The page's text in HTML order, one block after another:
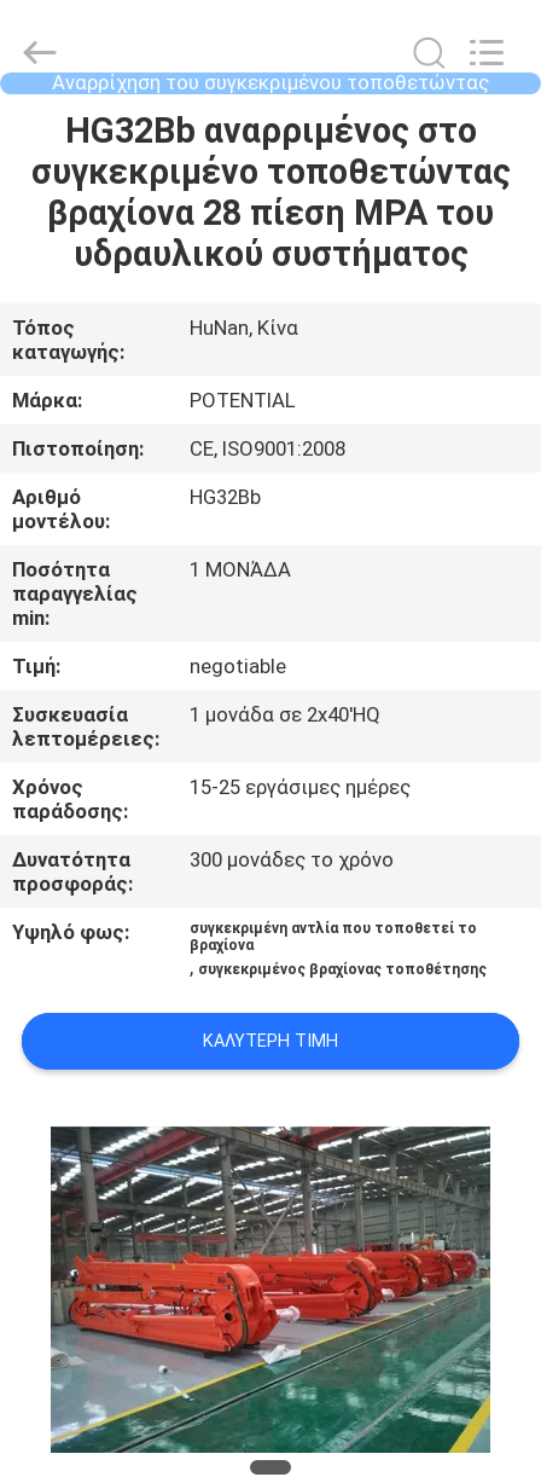
ΣΠΊΤΙ
ΠΡΟΪΌΝΤΑ
ΠΕΡΊΠΟΥ
ΕΜΕΊΣ
ΓΎΡΟΣ
ΕΡΓΟΣΤΑΣΊΩΝ
ΠΟΙΟΤΙΚΌΣ
ΈΛΕΓΧΟΣ
ΜΑΣ
ΕΛΆΤΕ
ΣΕ
ΕΠΑΦΉ
ΜΕ
ΕΙΔΉΣΕΙΣ
ΖΗΤΉΣΤΕ
ΑΠΌΣΠΑΣΜΑ
SITEMAP
PRIVACY
POLICY
Copyright
2018
-
Equipments
Company.
Αναρρίχηση του συγκεκριμένου τοποθετώντας
βραχίονα
HG32Bb αναρριμένος στο
συγκεκριμένο τοποθετώντας
βραχίονα 28 πίεση MPA του
υδραυλικού συστήματος
Τόπος
καταγωγής:
HuNan, Κίνα
Μάρκα:
POTENTIAL
Πιστοποίηση:
CE, ISO9001:2008
Αριθμό
μοντέλου:
HG32Bb
Ποσότητα
παραγγελίας
min:
1 ΜΟΝΆΔΑ
Τιμή:
negotiable
Συσκευασία
λεπτομέρειες:
1 μονάδα σε 2x40'HQ
Χρόνος
παράδοσης:
15-25 εργάσιμες ημέρες
Δυνατότητα
προσφοράς:
300 μονάδες το χρόνο
Υψηλό φως:
συγκεκριμένη αντλία που τοποθετεί το
βραχίονα
, συγκεκριμένος βραχίονας τοποθέτησης
ΚΑΛΎΤΕΡΗ ΤΙΜΉ